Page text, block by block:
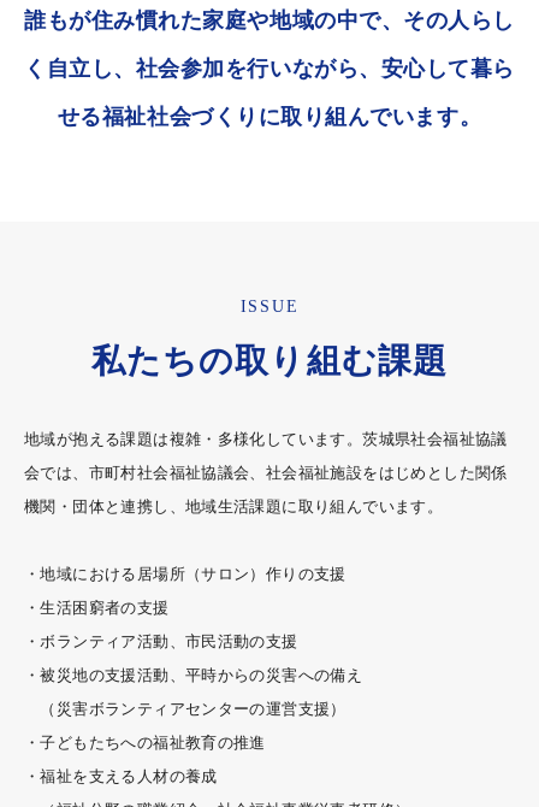
誰もが住み慣れた家庭や地域の中で、その人らし
く自立し、社会参加を行いながら、安心して暮ら
せる福祉社会づくりに取り組んでいます。
ISSUE
私たちの取り組む課題
地域が抱える課題は複雑・多様化しています。茨城県社会福祉協議
会では、市町村社会福祉協議会、社会福祉施設をはじめとした関係
機関・団体と連携し、地域生活課題に取り組んでいます。
・地域における居場所（サロン）作りの支援
・生活困窮者の支援
・ボランティア活動、市民活動の支援
・被災地の支援活動、平時からの災害への備え
（災害ボランティアセンターの運営支援）
・子どもたちへの福祉教育の推進
・福祉を支える人材の養成